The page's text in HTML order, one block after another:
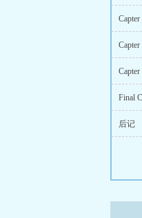
Final
后记